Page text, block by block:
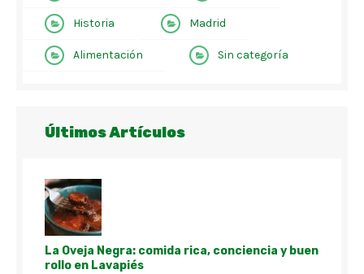
Historia Madrid
Alimentación Sin categoría
Últimos Artículos
La Oveja Negra: comida rica, conciencia y buen
rollo en Lavapiés